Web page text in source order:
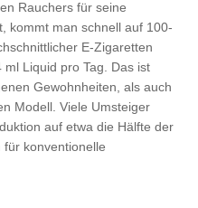
Rauchers für seine
kommt man schnell auf 100-
E-Zigaretten
Liquid pro Tag. Das ist
Gewohnheiten, als auch
Modell. Viele Umsteiger
auf etwa die Hälfte der
konventionelle